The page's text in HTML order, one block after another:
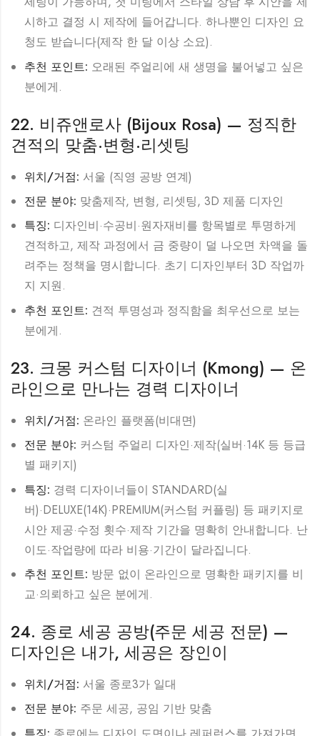
시하고 결정 시 제작에 들어갑니다. 하나뿐인 디자인 요
청도 받습니다(제작 한 달 이상 소요).
추천 포인트: 오래된 주얼리에 새 생명을 불어넣고 싶은
분에게.
22. 비쥬앤로사 (Bijoux Rosa) — 정직한
견적의 맞춤·변형·리셋팅
위치/거점: 서울 (직영 공방 연계)
전문 분야: 맞춤제작, 변형, 리셋팅, 3D 제품 디자인
특징: 디자인비·수공비·원자재비를 항목별로 투명하게
견적하고, 제작 과정에서 금 중량이 덜 나오면 차액을 돌
려주는 정책을 명시합니다. 초기 디자인부터 3D 작업까
지 지원.
추천 포인트: 견적 투명성과 정직함을 최우선으로 보는
분에게.
23. 크몽 커스텀 디자이너 (Kmong) — 온
라인으로 만나는 경력 디자이너
위치/거점: 온라인 플랫폼(비대면)
전문 분야: 커스텀 주얼리 디자인·제작(실버·14K 등 등급
별 패키지)
특징: 경력 디자이너들이 STANDARD(실
버)·DELUXE(14K)·PREMIUM(커스텀 커플링) 등 패키지로
시안 제공·수정 횟수·제작 기간을 명확히 안내합니다. 난
이도·작업량에 따라 비용·기간이 달라집니다.
추천 포인트: 방문 없이 온라인으로 명확한 패키지를 비
교·의뢰하고 싶은 분에게.
24. 종로 세공 공방(주문 세공 전문) —
디자인은 내가, 세공은 장인이
위치/거점: 서울 종로3가 일대
전문 분야: 주문 세공, 공임 기반 맞춤